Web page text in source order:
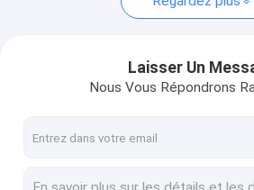
PTFE a usiné des pièces
le coup d'oeil a usiné des pièces
PTFE a expulsé tige
Laisser Un
Nous Vous Répondrons